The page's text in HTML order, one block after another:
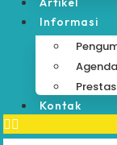
Informasi
Agenda
Kontak